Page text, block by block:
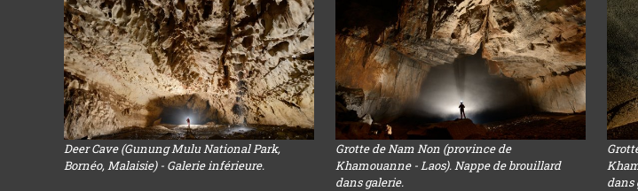
Deer Cave (Gunung Mulu National Park,
Bornéo, Malaisie) - Galerie inférieure.
Grotte de Nam Non (province de
Khamouanne - Laos). Nappe de brouillard
dans galerie.
dans